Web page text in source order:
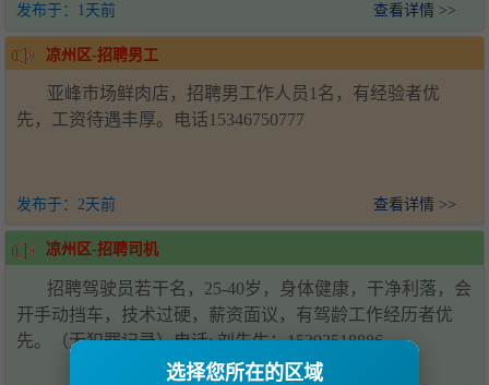
选择您所在的区域
发布于： 1天前 查看详情 >>
凉州区-招聘男工
亚峰市场鲜肉店，招聘男工作人员1名，有经验者优
先，工资待遇丰厚。电话15346750777
发布于： 2天前 查看详情 >>
凉州区-招聘司机
招聘驾驶员若干名，25-40岁，身体健康，干净利落，会
开手动挡车，技术过硬，薪资面议，有驾龄工作经历者优
先。（无犯罪记录）电话: 刘先生：15393518886